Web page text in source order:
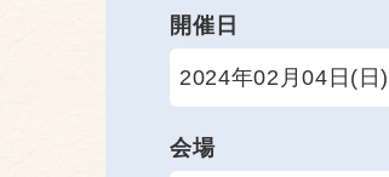
開催日
2024年02月04日(日)
会場